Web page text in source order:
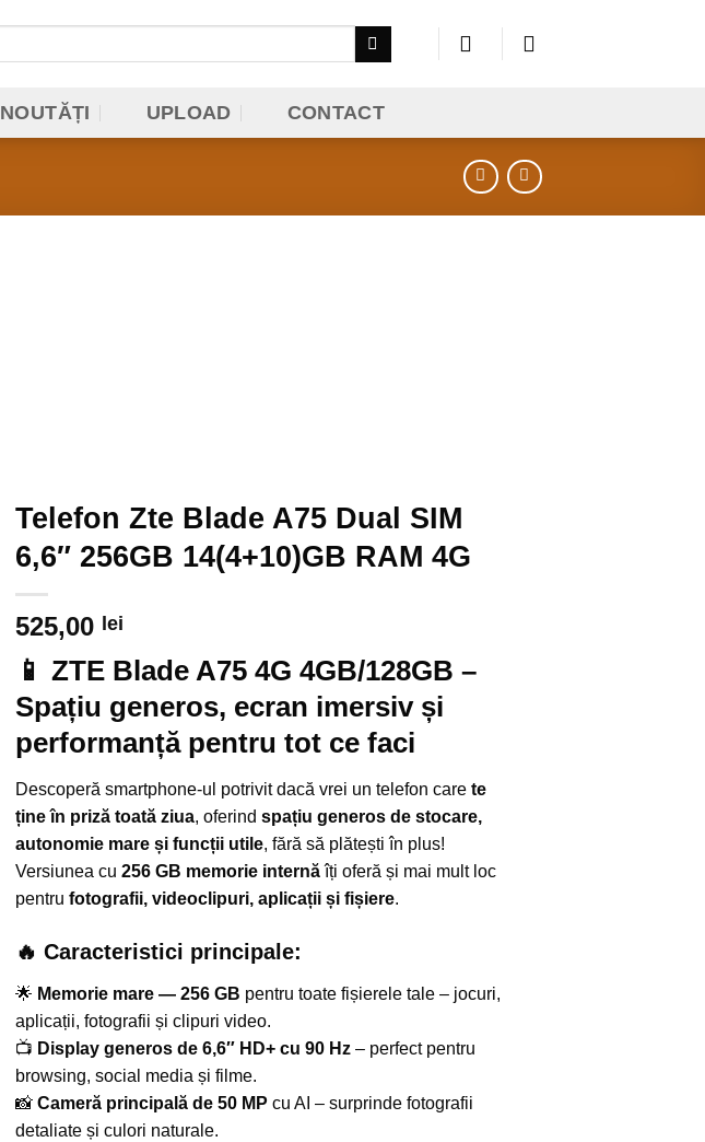
NOUTĂȚI UPLOAD CONTACT
Telefon Zte Blade A75 Dual SIM
6,6″ 256GB 14(4+10)GB RAM 4G
525,00 lei
📱 ZTE Blade A75 4G 4GB/128GB –
Spațiu generos, ecran imersiv și
performanță pentru tot ce faci
Descoperă smartphone-ul potrivit dacă vrei un telefon care te
ține în priză toată ziua, oferind spațiu generos de stocare,
autonomie mare și funcții utile, fără să plătești în plus!
Versiunea cu 256 GB memorie internăîți oferă și mai mult loc
pentru fotografii, videoclipuri, aplicații și fișiere.
🔥 Caracteristici principale:
🌟 Memorie mare — 256 GB pentru toate fișierele tale – jocuri,
aplicații, fotografii și clipuri video.
📺 Display generos de 6,6″ HD+ cu 90 Hz– perfect pentru
browsing, social media și filme.
📸 Cameră principală de 50 MP cu AI – surprinde fotografii
detaliate și culori naturale.